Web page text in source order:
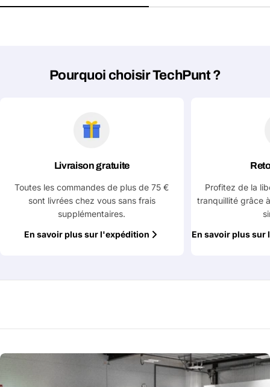
Votre
Les champs marqués d'un * sont obligatoires
Envoyer la question
Pourquoi choisir TechPunt ?
Livraison gratuite
Toutes les commandes de plus de 75 €
sont livrées chez vous sans frais
supplémentaires.
En savoir plus sur l'expédition
Profitez de la
tranquillité grâce
En savoir plus sur